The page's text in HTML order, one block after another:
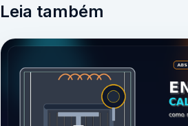
Leia também